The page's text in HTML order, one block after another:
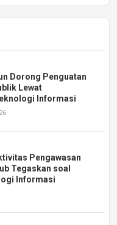
Dorong Penguatan
Lewat
Informasi
Pengawasan
Tegaskan soal
Informasi